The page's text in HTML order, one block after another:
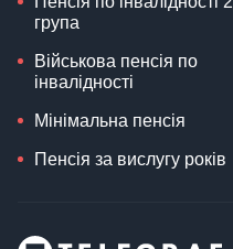
група
Військова пенсія по
інвалідності
Мінімальна пенсія
Пенсія за вислугу років